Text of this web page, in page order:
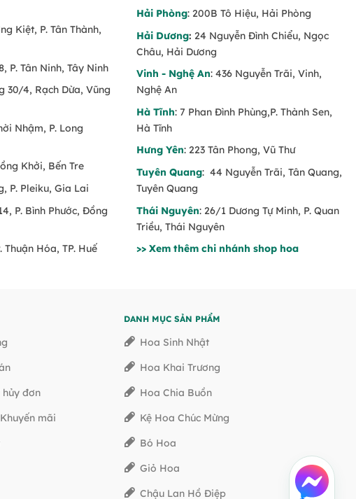
Kiệt, P. Tân Thành,
P. Tân Ninh, Tây Ninh
30/4, Rạch Dừa, Vũng
Nhậm, P. Long
Khởi, Bến Tre
P. Pleiku, Gia Lai
P. Bình Phước, Đồng
Thuận Hóa, TP. Huế
Hải Phòng: 200B Tô Hiệu, Hải Phòng
Hải Dương: 24 Nguyễn Đình Chiểu, Ngọc
Châu, Hải Dương
Vinh - Nghệ An: 436 Nguyễn Trãi, Vinh,
Nghệ An
Hà Tĩnh: 7 Phan Đình Phùng,P. Thành Sen,
Hà Tĩnh
Hưng Yên: 223 Tân Phong, Vũ Thư
Tuyên Quang: 44 Nguyễn Trãi, Tân Quang,
Tuyên Quang
Thái Nguyên: 26/1 Dương Tự Minh, P. Quan
Triều, Thái Nguyên
>> Xem thêm chi nhánh shop hoa
đơn
mãi
DANH MỤC SẢN PHẨM
Hoa Sinh Nhật
Hoa Khai Trương
Hoa Chia Buồn
Kệ Hoa Chúc Mừng
Bó Hoa
Giỏ Hoa
Chậu Lan Hồ Điệp